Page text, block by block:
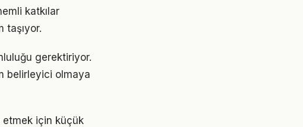
katkılar
taşıyor.
gerektiriyor.
belirleyici olmaya
etmek için küçük